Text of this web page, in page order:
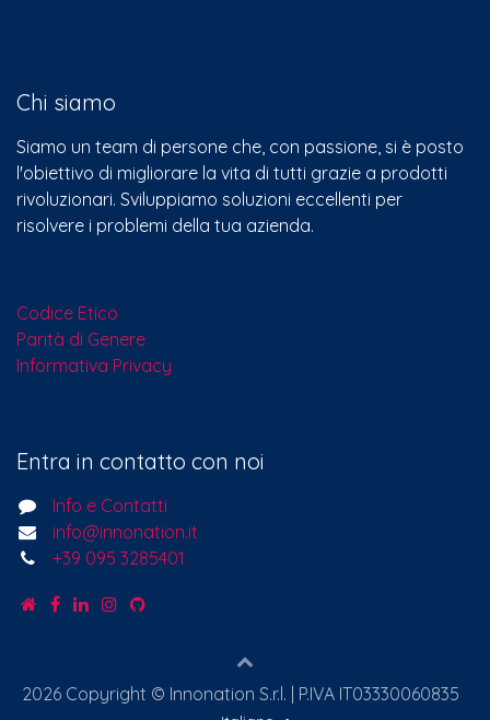
Chi siamo
Siamo un team di persone che, con passione, si è posto
l'obiettivo di migliorare la vita di tutti grazie a prodotti
rivoluzionari. Sviluppiamo soluzioni eccellenti per
risolvere i problemi della tua azienda.
Codice Etico
Parità di Genere
Informativa Privacy
Entra in contatto con noi
Info e Contatti
info@innonation.it
+39 095 3285401
2026 Copyright © Innonation S.r.l. | P.IVA IT03330060835